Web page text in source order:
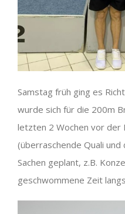
Samstag früh ging es
wurde sich für die 200m
letzten 2 Wochen vor der
(überraschende Quali
Sachen geplant, z.B.
geschwommene Zeit